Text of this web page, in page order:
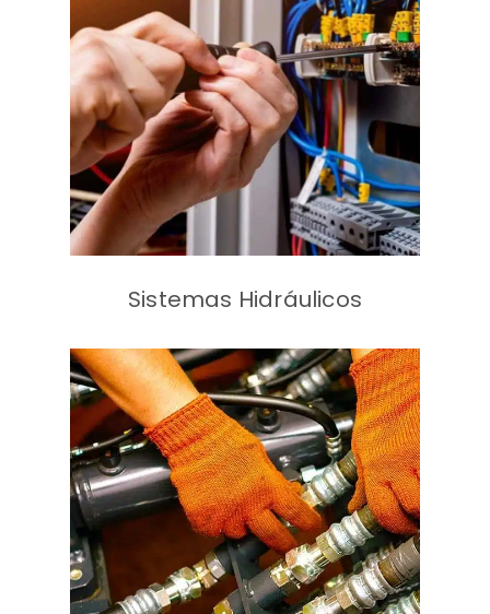
Iluminación
Electricidad
Tableros eléctricos
Grupos Generadores
Grupos electrógenos
Sistemas Hidráulicos
Bombas
Estanques
Cañerías
Filtros
Válvulas